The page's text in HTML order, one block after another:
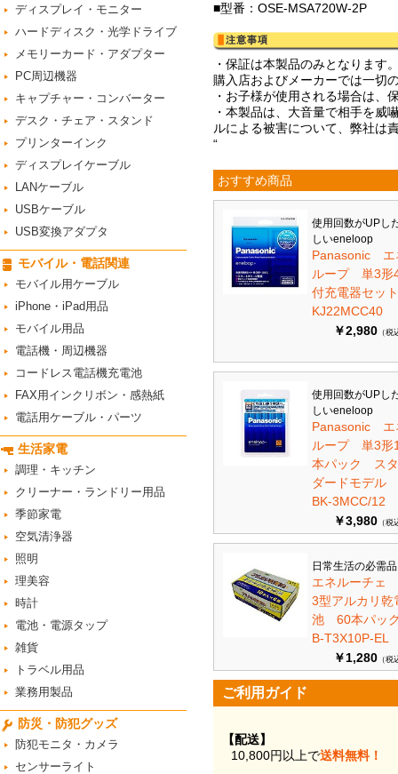
ディスプレイ・モニター
ハードディスク・光学ドライブ
メモリーカード・アダプター
PC周辺機器
キャプチャー・コンバーター
デスク・チェア・スタンド
プリンターインク
ディスプレイケーブル
LANケーブル
USBケーブル
USB変換アダプタ
モバイル・電話関連
モバイル用ケーブル
iPhone・iPad用品
モバイル用品
電話機・周辺機器
コードレス電話機充電池
FAX用インクリボン・感熱紙
電話用ケーブル・パーツ
生活家電
調理・キッチン
クリーナー・ランドリー用品
季節家電
空気清浄器
照明
理美容
時計
電池・電源タップ
雑貨
トラベル用品
業務用製品
防災・防犯グッズ
防犯モニタ・カメラ
センサーライト
■型番：OSE-MSA720W-2P
・保証は本製品のみとなります
購入店およびメーカーでは一切
・お子様が使用される場合は、
・本製品は、大音量で相手を威
ルによる被害について、弊社は
“
おすすめ商品
使用回数がUPし
しいeneloop
Panasonic エ
ループ 単3形
付充電器セッ
KJ22MCC40
￥2,980 （税
使用回数がUPし
しいeneloop
Panasonic エ
ループ 単3形
本パック ス
ダードモデル
BK-3MCC/12
￥3,980 （税
日常生活の必需
エネルーチェ
3型アルカリ乾
池 60本パ
B-T3X10P-EL
￥1,280 （税
ご利用ガイド
【配送】
10,800円以上で送料無料！